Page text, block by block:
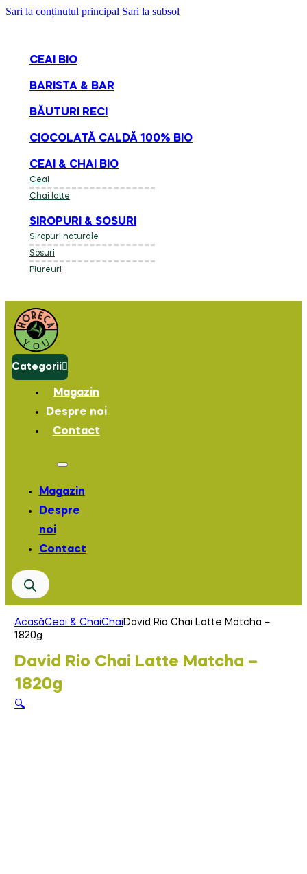
Sari la conținutul principal Sari la subsol
CEAI BIO
BARISTA & BAR
BĂUTURI RECI
CIOCOLATĂ CALDĂ 100% BIO
CEAI & CHAI BIO
Ceai
Chai latte
SIROPURI & SOSURI
Siropuri naturale
Sosuri
Piureuri
Categorii
Magazin
Despre noi
Contact
Magazin
Despre
noi
Contact
AcasăCeai & ChaiChai David Rio Chai Latte Matcha –
1820g
David Rio Chai Latte Matcha –
1820g
🔍